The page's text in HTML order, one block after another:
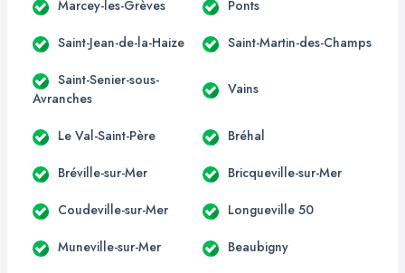
Marcey-les-Grèves Ponts
Saint-Jean-de-la-Haize Saint-Martin-des-Champs
Saint-Senier-sous-
Avranches
Vains
Le Val-Saint-Père Bréhal
Bréville-sur-Mer Bricqueville-sur-Mer
Coudeville-sur-Mer Longueville 50
Muneville-sur-Mer Beaubigny